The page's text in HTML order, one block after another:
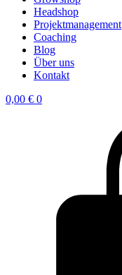
Headshop
Projektmanagement
Coaching
Blog
Über uns
Kontakt
0,00 € 0